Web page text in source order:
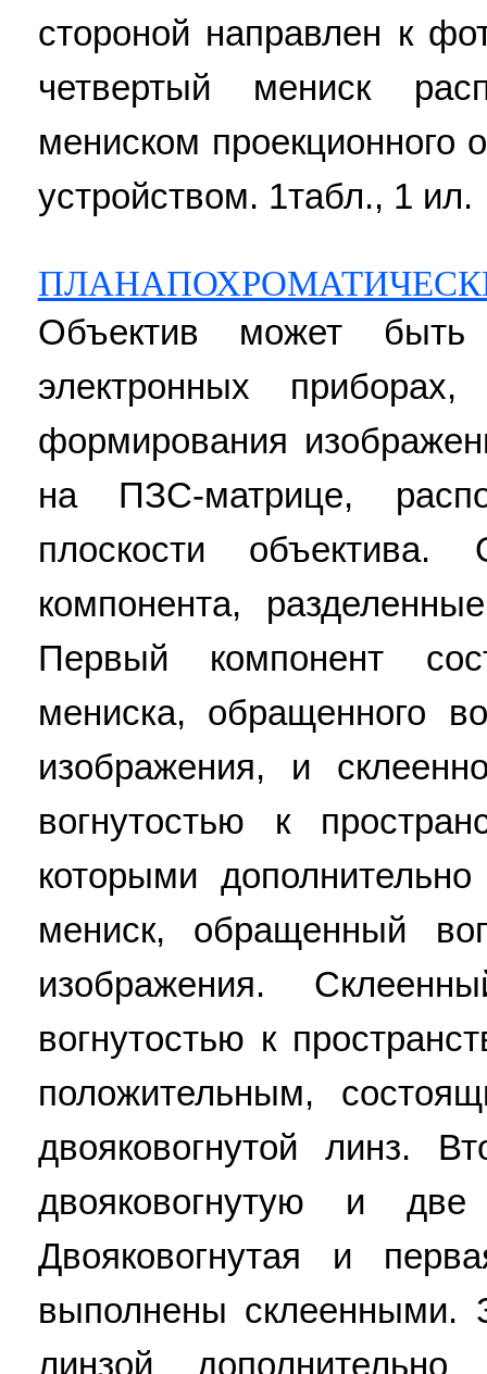
стороной направлен к
четвертый мениск
мениском
устройством. 1табл., 1 ил.
Объектив может быть
электронных
формирования
на ПЗС-матрице,
плоскости
компонента,
Первый компонент
мениска, обращенного
изображения, и
вогнутостью к
которыми
мениск, обращенный
изображения.
вогнутостью к
положительным,
двояковогнутой линз.
двояковогнутую и
Двояковогнутая и
выполнены склеенными.
линзой